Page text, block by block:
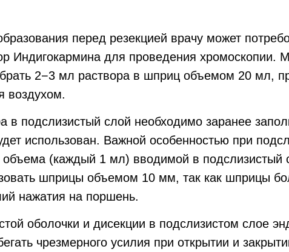
перед резекцией врачу может
Индигокармина для проведения хромоскопии.
2−3 мл раствора в шприц объемом 20 мл,
воздухом.
в подслизистый слой необходимо заранее
использован. Важной особенностью при
объема (каждый 1 мл) вводимой в подслизистый
шприцы объемом 10 мм, так как шприцы
нажатия на поршень.
оболочки и дисекции в подслизистом слое
чрезмерного усилия при открытии и